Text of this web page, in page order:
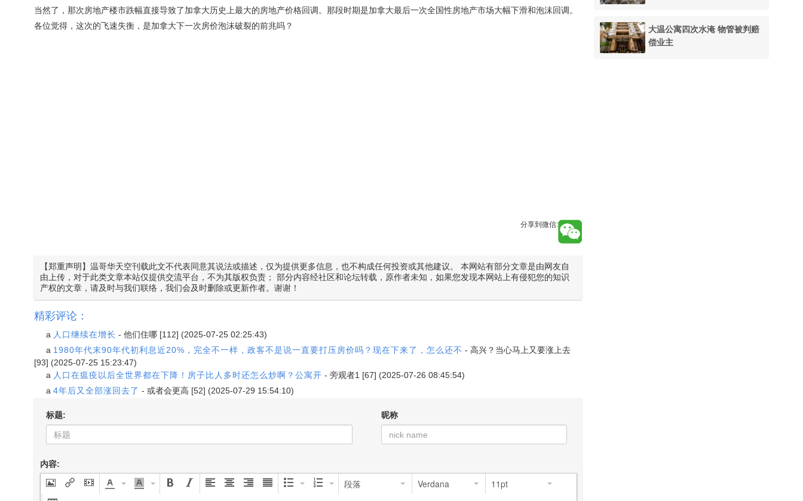
当然了，那次房地产楼市跌幅直接导致了加拿大历史上最大的房地产价格回调。那段时期是加拿大最后一次全国性房地产市场大幅下滑和泡沫回调。
各位觉得，这次的飞速失衡，是加拿大下一次房价泡沫破裂的前兆吗？
分享到微信:
【郑重声明】温哥华天空刊载此文不代表同意其说法或描述，仅为提供更多信息，也不构成任何投资或其他建议。 本网站有部分文章是由网友自
由上传，对于此类文章本站仅提供交流平台，不为其版权负责； 部分内容经社区和论坛转载，原作者未知，如果您发现本网站上有侵犯您的知识
产权的文章，请及时与我们联络，我们会及时删除或更新作者。谢谢！
精彩评论：
a 人口继续在增长 - 他们住哪 [112] (2025-07-25 02:25:43)
a 1980年代末90年代初利息近20%，完全不一样，政客不是说一直要打压房价吗？现在下来了，怎么还不 - 高兴？当心马上又要涨上去
[93] (2025-07-25 15:23:47)
a 人口在瘟疫以后全世界都在下降！房子比人多时还怎么炒啊？公寓开 - 旁观者1 [67] (2025-07-26 08:45:54)
a 4年后又全部涨回去了 - 或者会更高 [52] (2025-07-29 15:54:10)
标题: 昵称
内容:
段落 Verdana 11pt
大温公寓四次水淹 物管被判赔
偿业主